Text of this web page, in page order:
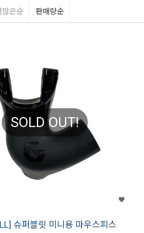
많은순 판매량순
SOLD OUT!
슈퍼블릿 미니용 마우스피스